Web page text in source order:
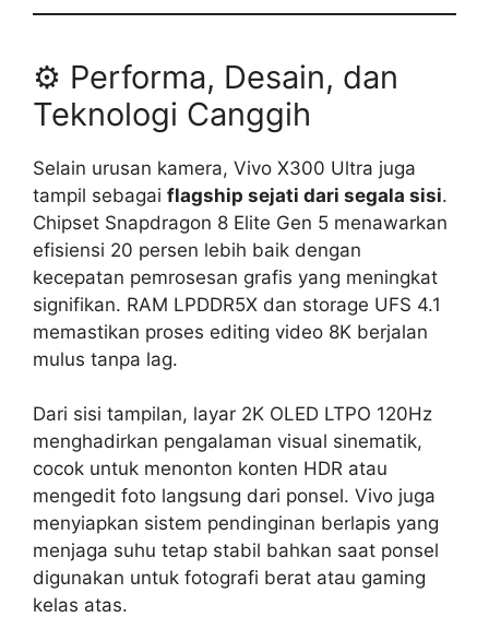
⚙️ Performa, Desain, dan
Teknologi Canggih
Selain urusan kamera, Vivo X300 Ultra juga
tampil sebagai flagship sejati dari segala sisi.
Chipset Snapdragon 8 Elite Gen 5 menawarkan
efisiensi 20 persen lebih baik dengan
kecepatan pemrosesan grafis yang meningkat
signifikan. RAM LPDDR5X dan storage UFS 4.1
memastikan proses editing video 8K berjalan
mulus tanpa lag.
Dari sisi tampilan, layar 2K OLED LTPO 120Hz
menghadirkan pengalaman visual sinematik,
cocok untuk menonton konten HDR atau
mengedit foto langsung dari ponsel. Vivo juga
menyiapkan sistem pendinginan berlapis yang
menjaga suhu tetap stabil bahkan saat ponsel
digunakan untuk fotografi berat atau gaming
kelas atas.